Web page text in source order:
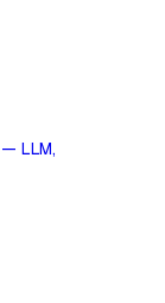
LLM,